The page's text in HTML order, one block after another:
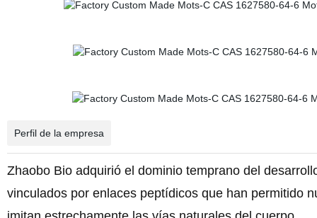
Perfil de la empresa
Zhaobo Bio adquirió el dominio temprano del
vinculados por enlaces peptídicos que han permitido